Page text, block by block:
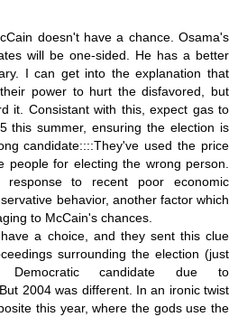
doesn't have a chance. Osama's
will be one-sided. He has a better
I can get into the explanation that
power to hurt the disfavored, but
it. Consistant with this, expect gas to
this summer, ensuring the election is
candidate::::They've used the price
people for electing the wrong person.
response to recent poor economic
behavior, another factor which
to McCain's chances.
a choice, and they sent this clue
surrounding the election (just
candidate due to
2004 was different. In an ironic twist
this year, where the gods use the